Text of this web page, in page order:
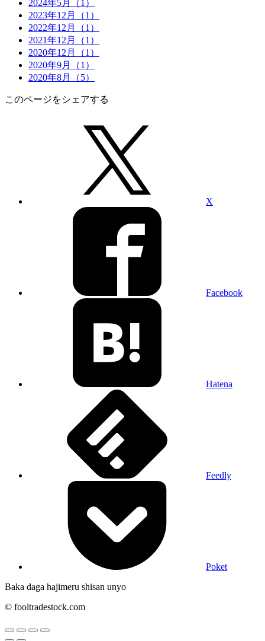
2024年5月（1）
2023年12月（1）
2022年12月（1）
2021年12月（1）
2020年12月（1）
2020年9月（1）
2020年8月（5）
このページをシェアする
X
Facebook
Hatena
Feedly
Poket
Baka daga hajimeru shisan unyo
© fooltradestock.com